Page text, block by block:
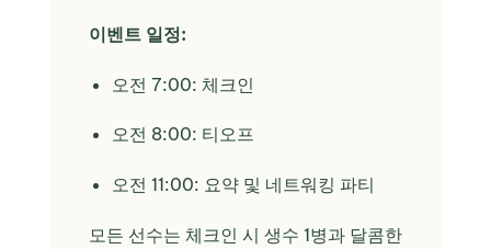
이벤트 일정:
오전 7:00: 체크인
오전 8:00: 티오프
오전 11:00: 요약 및 네트워킹 파티
모든 선수는 체크인 시 생수 1병과 달콤한